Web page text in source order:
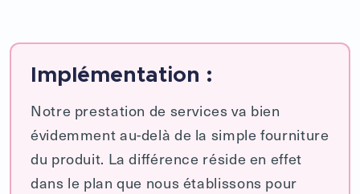
Implémentation :
Notre prestation de services va bien
évidemment au-delà de la simple fourniture
du produit. La différence réside en effet
dans le plan que nous établissons pour